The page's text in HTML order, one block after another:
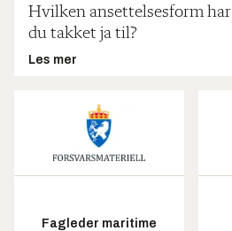
Hvilken ansettelsesform har
du takket ja til?
Les mer
Fagleder maritime